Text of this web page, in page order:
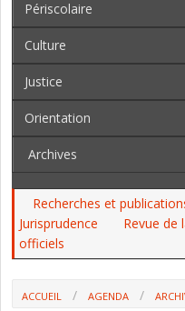
Périscolaire
Culture
Justice
Orientation
Archives
Recherches et
Jurisprudence
Revue de
officiels
ACCUEIL AGENDA